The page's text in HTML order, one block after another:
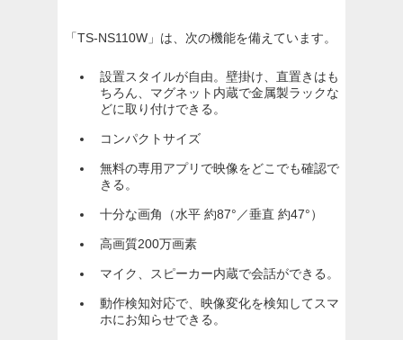
「TS-NS110W」は、次の機能を備えています。
設置スタイルが自由。壁掛け、直置きはも
ちろん、マグネット内蔵で金属製ラックな
どに取り付けできる。
コンパクトサイズ
無料の専用アプリで映像をどこでも確認で
きる。
十分な画角（水平 約87°／垂直 約47°）
高画質200万画素
マイク、スピーカー内蔵で会話ができる。
動作検知対応で、映像変化を検知してスマ
ホにお知らせできる。